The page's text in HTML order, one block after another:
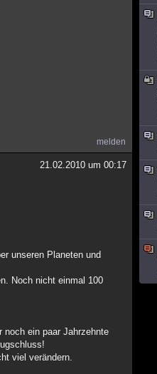
melden
21.02.2010 um 00:17
unseren Planeten und
Noch nicht einmal 100
noch ein paar Jahrzehnte
viel verändern.